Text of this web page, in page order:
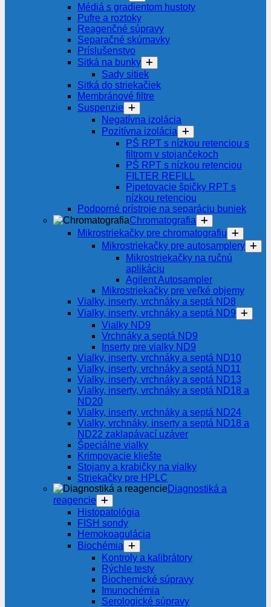
Médiá s gradientom hustoty
Pufre a roztoky
Reagenčné súpravy
Separačné skúmavky
Príslušenstvo
Sitká na bunky
Sady sitiek
Sitká do striekačiek
Membránové filtre
Suspenzie
Negatívna izolácia
Pozitívna izolácia
PŠ RPT s nízkou retenciou s
filtrom v stojančekoch
PŠ RPT s nízkou retenciou
FILTER REFILL
Pipetovacie špičky RPT s
nízkou retenciou
Podporné prístroje na separáciu buniek
Chromatografia
Mikrostriekačky pre chromatografiu
Mikrostriekačky pre autosamplery
Mikrostriekačky na ručnú
aplikáciu
Agilent Autosampler
Mikrostriekačky pre veľké objemy
Vialky, inserty, vrchnáky a septá ND8
Vialky, inserty, vrchnáky a septá ND9
Vialky ND9
Vrchnáky a septá ND9
Inserty pre vialky ND9
Vialky, inserty, vrchnáky a septá ND10
Vialky, inserty, vrchnáky a septá ND11
Vialky, inserty, vrchnáky a septá ND13
Vialky, inserty, vrchnáky a septá ND18 a
ND20
Vialky, inserty, vrchnáky a septá ND24
Vialky, vrchnáky, inserty a septá ND18 a
ND22 zaklapávací uzáver
Špeciálne vialky
Krimpovacie kliešte
Stojany a krabičky na vialky
Striekačky pre HPLC
Diagnostiká a
reagencie
Histopatológia
FISH sondy
Hemokoagulácia
Biochémia
Kontroly a kalibrátory
Rýchle testy
Biochemické súpravy
Imunochémia
Serologické súpravy